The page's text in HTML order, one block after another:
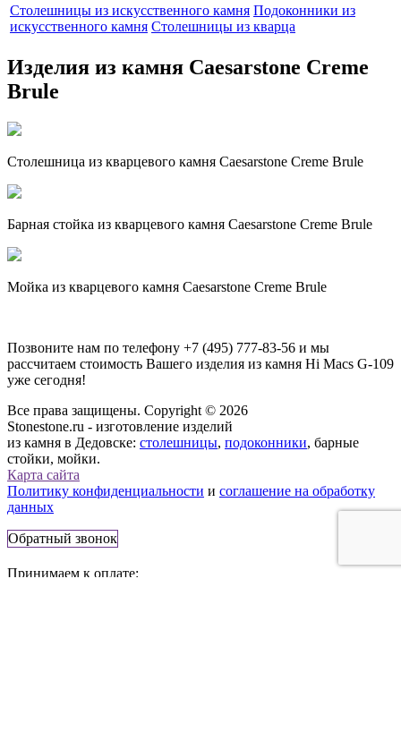
Столешницы из искусственного камня Подоконники из
искусственного камня Столешницы из кварца
Изделия из камня Caesarstone Creme
Brule
Столешница из кварцевого камня Caesarstone Creme Brule
Барная стойка из кварцевого камня Caesarstone Creme Brule
Мойка из кварцевого камня Caesarstone Creme Brule
Позвоните нам по телефону +7 (495) 777-83-56 и мы
рассчитаем стоимость Вашего изделия из камня Hi Macs G-109
уже сегодня!
Все права защищены. Copyright © 2026
Stonestone.ru - изготовление изделий
из камня в Дедовске: столешницы, подоконники, барные
стойки, мойки.
Карта сайта
Политику конфиденциальности и соглашение на обработку
данных
Обратный звонок
Принимаем к оплате: